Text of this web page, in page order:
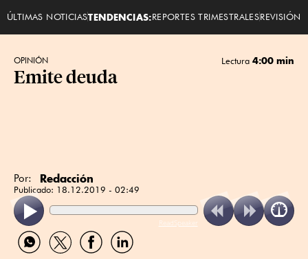
ÚLTIMAS NOTICIASTENDENCIAS:REPORTES TRIMESTRALESREVISIÓN
OPINIÓN Lectura 4:00 min
Emite deuda
Por: Redacción
Publicado: 18.12.2019 - 02:49
ReadSpeaker
Compartir
por
Compartir
por
Compartir
por
Compartir
por